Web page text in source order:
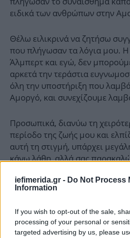
iefimerida.gr - Do Not Process
Information
If you wish to opt-out of the sale,
processing of your personal or
targeted advertising by us, please
ειδικά των ανθρώπων στην
Θέλω ειλικρινά να ζητήσω
που πλήγωσαν τα λόγια μου. Η
Άλμπερτ και εγώ, δεν
αρκετά την τεράστια
όλη την υποστήριξη που
Αμοργό, και συνεχίζουμε
Προσωπικά, διανύω τη
περίοδο της ζωής μου και
αυτή τη στιγμή, υπάρχει
κάνω λάθη, αλλά σας
λέω ότι έχω μια αποστολή
τον Άλμπερτ και να τον φέρω
ευχαριστώ και πάλι για τη